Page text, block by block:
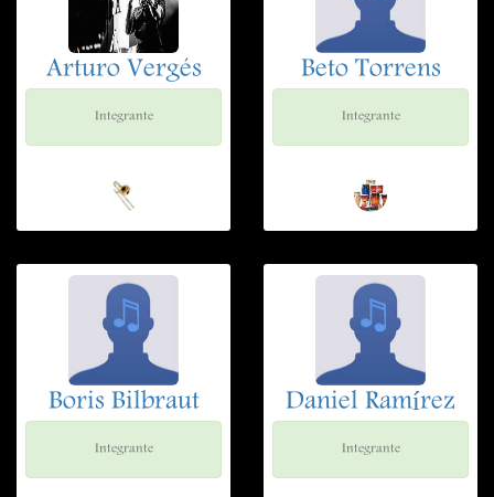
Arturo Vergés
Integrante
Beto Torrens
Integrante
Boris Bilbraut
Integrante
Daniel Ramírez
Integrante